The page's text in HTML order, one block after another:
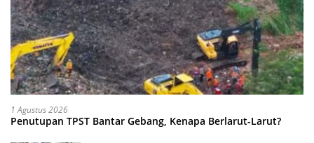
1 Agustus 2026
Penutupan TPST Bantar Gebang, Kenapa Berlarut-Larut?